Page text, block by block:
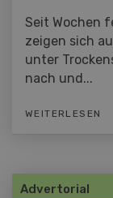
Seit Wochen
zeigen sich
unter
nach und...
WEITERLESEN
Advertorial